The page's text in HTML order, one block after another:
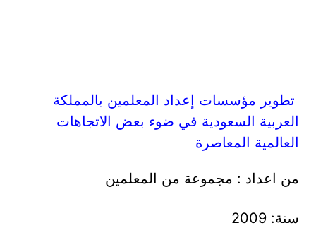
تطوير مؤسسات إعداد المعلمين بالمملكة
العربية السعودية في ضوء بعض الاتجاهات
العالمية المعاصرة
من اعداد : مجموعة من المعلمين
سنة: 2009